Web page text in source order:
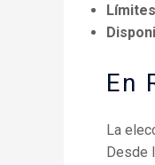
En
La
Desde